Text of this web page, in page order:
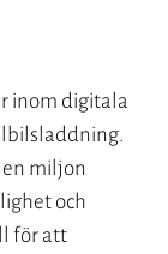
inom digitala
en miljon
och
för att